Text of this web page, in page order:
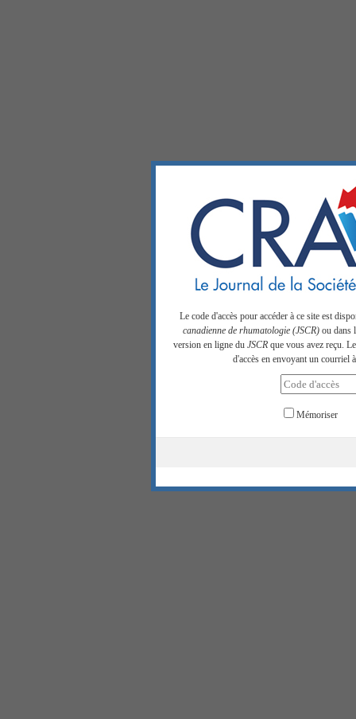
Le code d'accès pour accéder à ce site est
canadienne de rhumatologie (JSCR)ou dans
version en ligne du JSCRque vous avez reçu.
d'accès en envoyant un courriel
Mémoriser